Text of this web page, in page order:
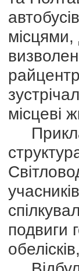
місцями,
місцеві
подвиги